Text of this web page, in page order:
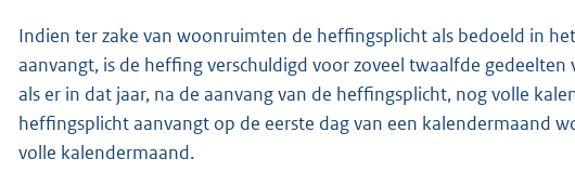
Indien ter zake van woonruimten de heffingsplicht als bedoeld in
aanvangt, is de heffing verschuldigd voor zoveel twaalfde
als er in dat jaar, na de aanvang van de heffingsplicht, nog volle
heffingsplicht aanvangt op de eerste dag van een kalendermaand
volle kalendermaand.